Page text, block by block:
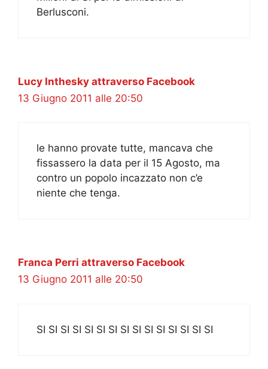
Berlusconi.
Lucy Inthesky attraverso Facebook
13 Giugno 2011 alle 20:50
le hanno provate tutte, mancava che
fissassero la data per il 15 Agosto, ma
contro un popolo incazzato non c’e
niente che tenga.
Franca Perri attraverso Facebook
13 Giugno 2011 alle 20:50
SI SI SI SI SI SI SI SI SI SI SI SI SI SI SI